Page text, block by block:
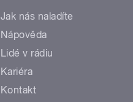
Jak nás naladíte
Nápověda
Lidé v rádiu
Kariéra
Kontakt